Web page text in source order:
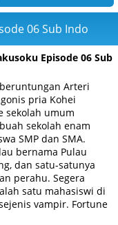
06 Sub Indo
Episode 06 Sub
Arteri
pria Kohei
sekolah umum
sekolah enam
SMP dan SMA.
bernama Pulau
dan satu-satunya
perahu. Segera
satu mahasiswi di
vampir. Fortune